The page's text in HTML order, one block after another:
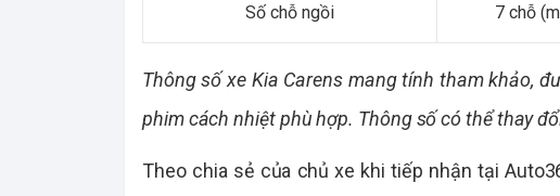
Số chỗ ngồi 7 chỗ
Thông số xe Kia Carens mang tính tham khảo,
phim cách nhiệt phù hợp. Thông số có thể thay
Theo chia sẻ của chủ xe khi tiếp nhận tại